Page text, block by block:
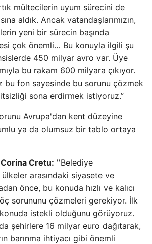
mültecilerin uyum sürecini de
aldık. Ancak vatandaşlarımızın,
yeni bir sürecin başında
çok önemli… Bu konuyla ilgili şu
450 milyar avro var. Üye
bu rakam 600 milyara çıkıyor.
bu fon sayesinde bu sorunu çözmek
sona erdirmek istiyoruz.”
Avrupa'dan kent düzeyine
ya da olumsuz bir tablo ortaya
Cretu: ''Belediye
ülkeler arasındaki siyasete ve
önce, bu konuda hızlı ve kalıcı
sorununu çözmeleri gerekiyor. İlk
istekli olduğunu görüyoruz.
şehirlere 16 milyar euro dağıtarak,
barınma ihtiyacı gibi önemli